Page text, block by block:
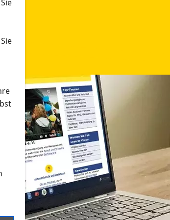
Formaten an
und dieses bestellen bzw. herunterladen